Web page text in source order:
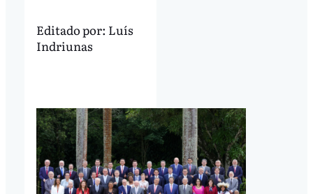
Editado por: Luís
Indriunas